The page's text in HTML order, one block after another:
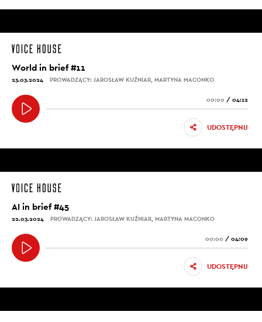
World in brief #11
23.03.2024 PROWADZĄCY: JAROSŁAW KUŹNIAR, MARTYNA MACONKO
00:00 / 04:12
UDOSTĘPNIJ
AI in brief #45
22.03.2024 PROWADZĄCY: JAROSŁAW KUŹNIAR, MARTYNA MACONKO
00:00 / 04:09
UDOSTĘPNIJ